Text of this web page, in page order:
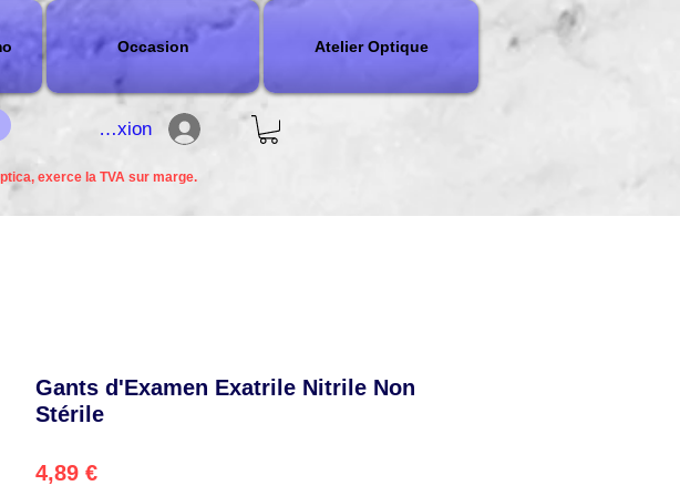
Occasion Atelier Optique
connexion
exerce la TVA sur marge.
Gants d'Examen Exatrile Nitrile Non
Stérile
4,89 €Precio